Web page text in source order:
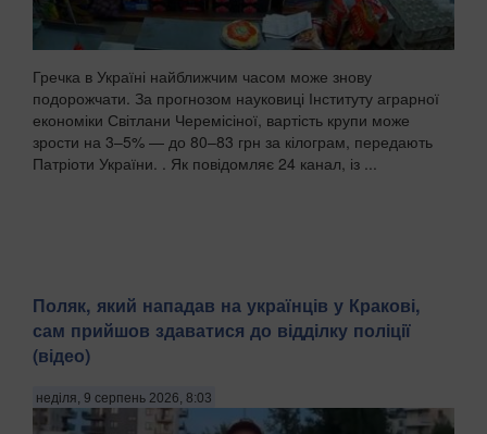
Гречка в Україні найближчим часом може знову
подорожчати. За прогнозом науковиці Інституту аграрної
економіки Світлани Черемісіної, вартість крупи може
зрости на 3–5% — до 80–83 грн за кілограм, передають
Патріоти України. . Як повідомляє 24 канал, із ...
Поляк, який нападав на українців у Кракові,
сам прийшов здаватися до відділку поліції
(відео)
неділя, 9 серпень 2026, 8:03